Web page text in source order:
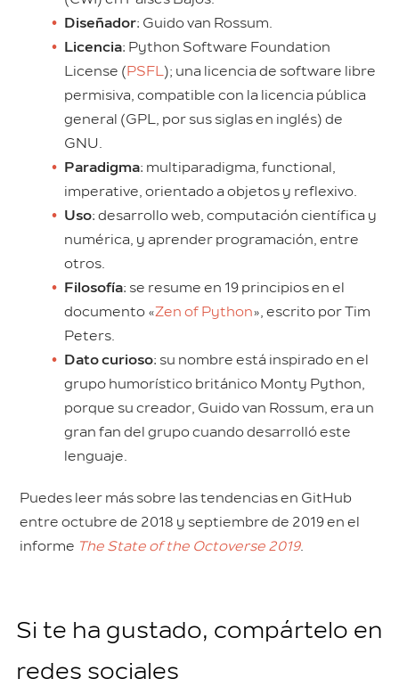
Diseñador: Guido van Rossum.
Licencia: Python Software Foundation
License (PSFL); una licencia de software libre
permisiva, compatible con la licencia pública
general (GPL, por sus siglas en inglés) de
GNU.
Paradigma: multiparadigma, functional,
imperative, orientado a objetos y reflexivo.
Uso: desarrollo web, computación científica y
numérica, y aprender programación, entre
otros.
Filosofía: se resume en 19 principios en el
documento «Zen of Python», escrito por Tim
Peters.
Dato curioso: su nombre está inspirado en el
grupo humorístico británico Monty Python,
porque su creador, Guido van Rossum, era un
gran fan del grupo cuando desarrolló este
lenguaje.
Puedes leer más sobre las tendencias en GitHub
entre octubre de 2018 y septiembre de 2019 en el
informe The State of the Octoverse 2019.
Si te ha gustado, compártelo en
redes sociales